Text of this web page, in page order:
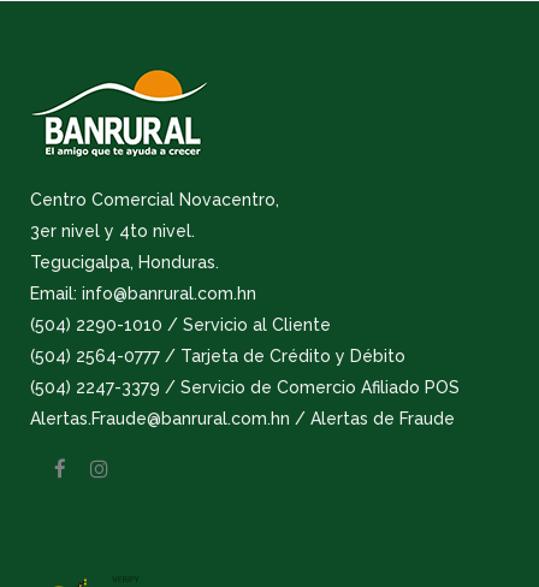
Centro Comercial Novacentro,
3er nivel y 4to nivel.
Tegucigalpa, Honduras.
Email: info@banrural.com.hn
(504) 2290-1010 / Servicio al Cliente
(504) 2564-0777 / Tarjeta de Crédito y Débito
(504) 2247-3379 / Servicio de Comercio Afiliado POS
Alertas.Fraude@banrural.com.hn / Alertas de Fraude